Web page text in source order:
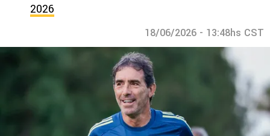
2026
18/06/2026 - 13:48hs CST